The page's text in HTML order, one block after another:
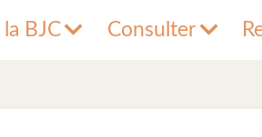
BJC Consulter